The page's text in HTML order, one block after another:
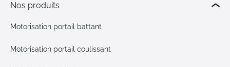
Nos produits
Motorisation portail battant
Motorisation portail coulissant